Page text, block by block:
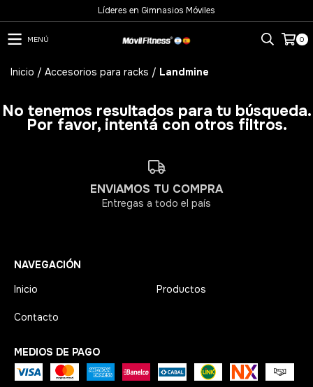
Líderes en Gimnasios Móviles
MENÚ 0
Inicio / Accesorios para racks / Landmine
No tenemos resultados para tu búsqueda.
Por favor, intentá con otros filtros.
ENVIAMOS TU COMPRA
Entregas a todo el país
NAVEGACIÓN
Inicio
Productos
Contacto
MEDIOS DE PAGO